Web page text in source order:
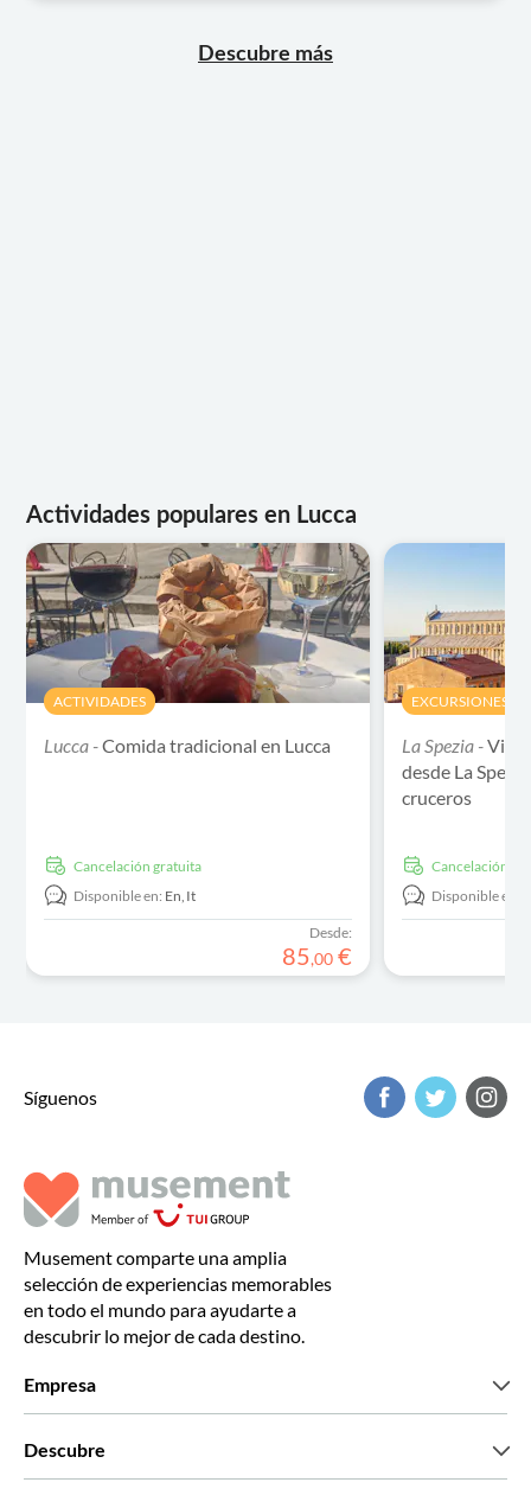
Descubre más
Actividades populares en Lucca
ACTIVIDADES
Lucca -Comida tradicional en Lucca
cancelación gratuita
Disponible en: En,It
Desde:
85,00 €
EXCURSIONES
La Spezia -
desde La
cruceros
cancelación
Disponible en:
Síguenos
Musement comparte una amplia
selección de experiencias memorables
en todo el mundo para ayudarte a
descubrir lo mejor de cada destino.
Empresa
Descubre